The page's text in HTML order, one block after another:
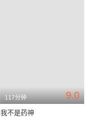
9.0
117分钟
我不是药神